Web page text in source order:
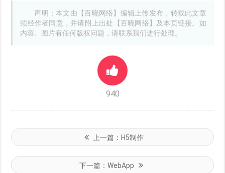
声明：本文由【百晓网络】编辑上传发布，转载此文章
须经作者同意，并请附上出处【百晓网络】及本页链接。如
内容、图片有任何版权问题，请联系我们进行处理。
940
上一篇： H5制作
下一篇： WebApp